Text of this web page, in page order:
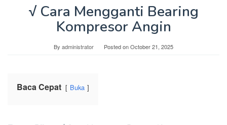
√ Cara Mengganti Bearing
Kompresor Angin
By administrator Posted onOctober 21, 2025
Baca Cepat Buka